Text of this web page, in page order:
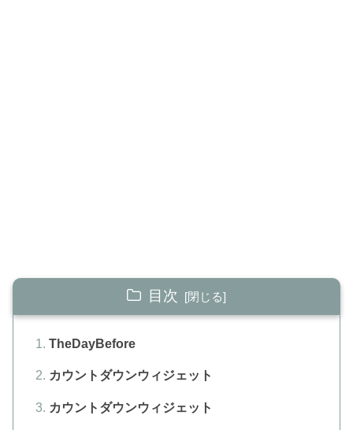
目次
TheDayBefore
カウントダウンウィジェット
カウントダウンウィジェット